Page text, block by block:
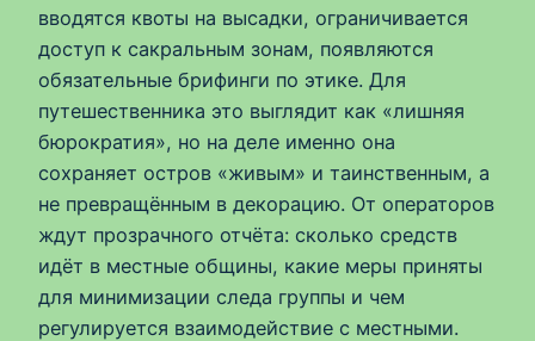
вводятся квоты на высадки, ограничивается
доступ к сакральным зонам, появляются
обязательные брифинги по этике. Для
путешественника это выглядит как «лишняя
бюрократия», но на деле именно она
сохраняет остров «живым» и таинственным, а
не превращённым в декорацию. От операторов
ждут прозрачного отчёта: сколько средств
идёт в местные общины, какие меры приняты
для минимизации следа группы и чем
регулируется взаимодействие с местными.